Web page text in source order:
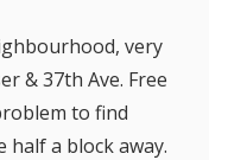
very
& 37th Ave. Free
to find
half a block away.